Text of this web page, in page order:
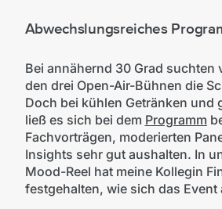
Abwechslungsreiches
Bei annähernd 30 Grad suchten
den drei Open-Air-Bühnen die
Doch bei kühlen Getränken und
ließ es sich bei dem Programm
Fachvorträgen, moderierten
Insights sehr gut aushalten. In
Mood-Reel hat meine Kollegin
festgehalten, wie sich das Event